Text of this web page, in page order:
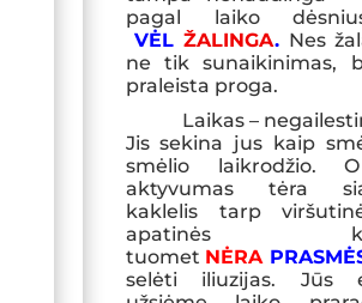
pagal laiko
VĖLŽALINGA. Nes
ne tik sunaikinimas,
praleista proga.
Laikas–
Jis sekina jus kaip
smėlio laikrodžio.
aktyvumas tėra
kaklelis tarp
apatinės
tuomet NĖRA
selėti iliuzijas. Jūs